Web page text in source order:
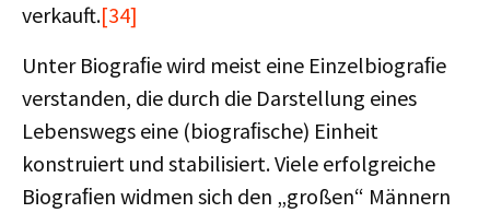
verkauft.[34]
Unter Biograﬁe wird meist eine Einzelbiograﬁe
verstanden, die durch die Darstellung eines
Lebenswegs eine (biograﬁsche) Einheit
konstruiert und stabilisiert. Viele erfolgreiche
Biograﬁen widmen sich den „großen“ Männern